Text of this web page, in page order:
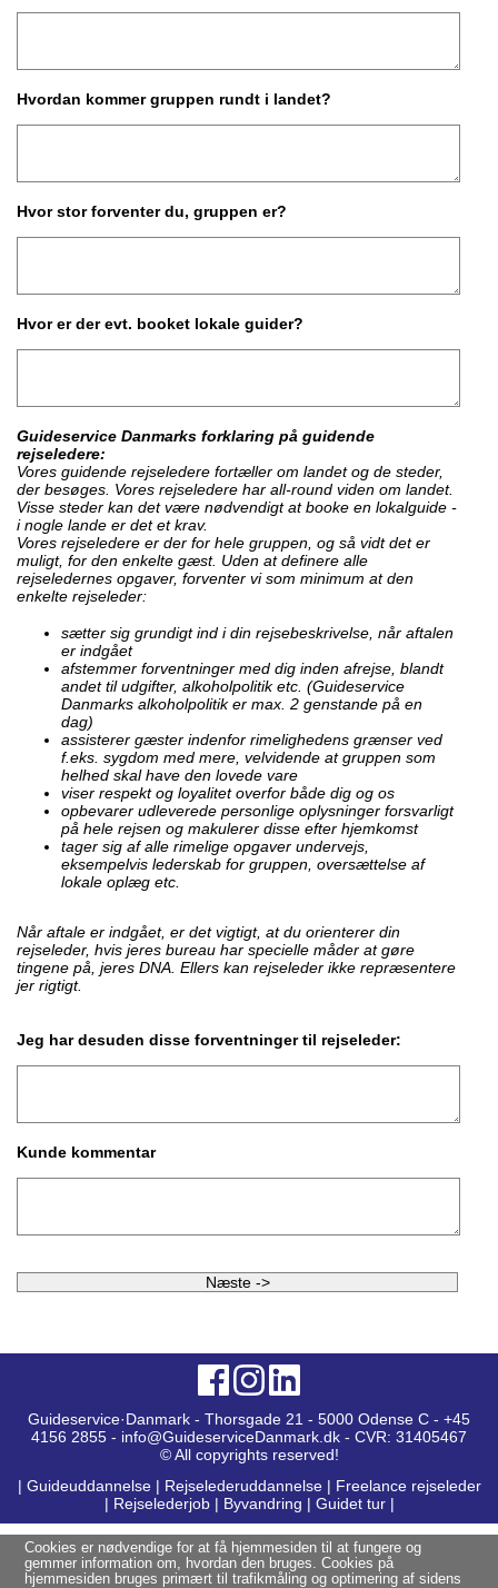
Hvordan kommer gruppen rundt i landet?
Hvor stor forventer du, gruppen er?
Hvor er der evt. booket lokale guider?
Guideservice Danmarks forklaring på guidende
rejseledere:
Vores guidende rejseledere fortæller om landet og de steder,
der besøges. Vores rejseledere har all-round viden om landet.
Visse steder kan det være nødvendigt at booke en lokalguide -
i nogle lande er det et krav.
Vores rejseledere er der for hele gruppen, og så vidt det er
muligt, for den enkelte gæst. Uden at definere alle
rejseledernes opgaver, forventer vi som minimum at den
enkelte rejseleder:
sætter sig grundigt ind i din rejsebeskrivelse, når aftalen
er indgået
afstemmer forventninger med dig inden afrejse, blandt
andet til udgifter, alkoholpolitik etc. (Guideservice
Danmarks alkoholpolitik er max. 2 genstande på en
dag)
assisterer gæster indenfor rimelighedens grænser ved
f.eks. sygdom med mere, velvidende at gruppen som
helhed skal have den lovede vare
viser respekt og loyalitet overfor både dig og os
opbevarer udleverede personlige oplysninger forsvarligt
på hele rejsen og makulerer disse efter hjemkomst
tager sig af alle rimelige opgaver undervejs,
eksempelvis lederskab for gruppen, oversættelse af
lokale oplæg etc.
Når aftale er indgået, er det vigtigt, at du orienterer din
rejseleder, hvis jeres bureau har specielle måder at gøre
tingene på, jeres DNA. Ellers kan rejseleder ikke repræsentere
jer rigtigt.
Jeg har desuden disse forventninger til rejseleder:
Kunde kommentar
Guideservice·Danmark - Thorsgade 21 - 5000 Odense C - +45
4156 2855 - info@GuideserviceDanmark.dk - CVR: 31405467
© All copyrights reserved!
| Guideuddannelse | Rejselederuddannelse | Freelance rejseleder
| Rejselederjob| Byvandring | Guidet tur|
Cookies er nødvendige for at få hjemmesiden til at fungere og
gemmer information om, hvordan den bruges. Cookies på
hjemmesiden bruges primært til trafikmåling og optimering af sidens